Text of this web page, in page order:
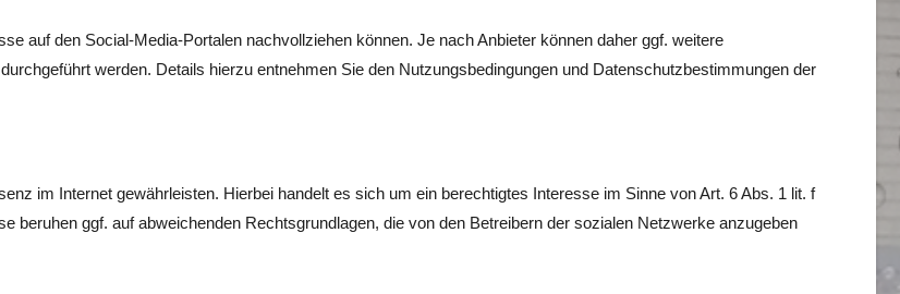
auf den Social-Media-Portalen nachvollziehen können. Je nach Anbieter können daher ggf. weitere
werden. Details hierzu entnehmen Sie den Nutzungsbedingungen und Datenschutzbestimmungen der
im Internet gewährleisten. Hierbei handelt es sich um ein berechtigtes Interesse im Sinne von Art. 6 Abs. 1 lit. f
beruhen ggf. auf abweichenden Rechtsgrundlagen, die von den Betreibern der sozialen Netzwerke anzugeben